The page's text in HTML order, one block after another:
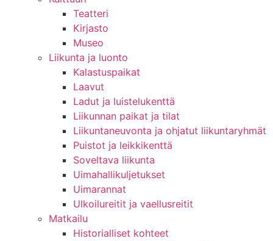
Teatteri
Kirjasto
Museo
Liikunta ja luonto
Kalastuspaikat
Laavut
Ladut ja luistelukenttä
Liikunnan paikat ja tilat
Liikuntaneuvonta ja ohjatut liikuntaryhmät
Puistot ja leikkikenttä
Soveltava liikunta
Uimahallikuljetukset
Uimarannat
Ulkoilureitit ja vaellusreitit
Matkailu
Historialliset kohteet